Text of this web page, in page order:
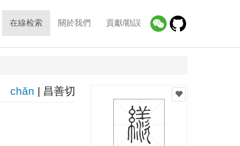
在線检索 關於我們 貢獻/勘誤
chǎn | 昌善切